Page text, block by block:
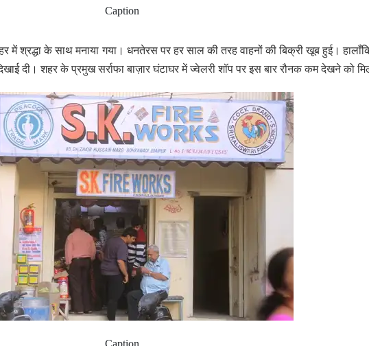
Caption
श्रद्धा के साथ मनाया गया। धनतेरस पर हर साल की तरह वाहनों की बिक्री खूब हुई।
दी। शहर के प्रमुख सर्राफा बाज़ार घंटाघर में ज्वेलरी शॉप पर इस बार रौनक कम देखने को
Caption